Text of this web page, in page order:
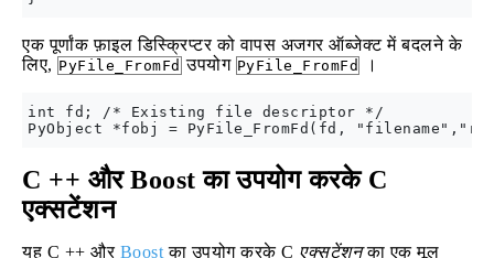
एक पूर्णांक फ़ाइल डिस्क्रिप्टर को वापस अजगर ऑब्जेक्ट में बदलने के
लिए, PyFile_FromFd उपयोग PyFile_FromFd ।
int fd; /* Existing file descriptor */
C ++ और Boost का उपयोग करके C
एक्सटेंशन
यह C ++ और Boost का उपयोग करके C एक्सटेंशनका एक मूल